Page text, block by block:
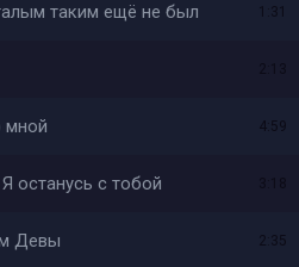
таким ещё не был 1:31
мной 4:59
Я останусь с тобой
Девы 2:35